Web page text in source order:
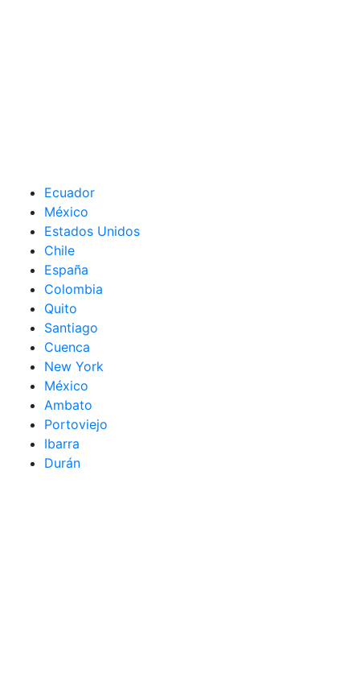
Ecuador
México
Estados Unidos
Chile
España
Colombia
Quito
Santiago
Cuenca
New York
México
Ambato
Portoviejo
Ibarra
Durán